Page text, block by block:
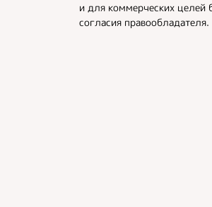
и для коммерческих целей
согласия правообладателя.